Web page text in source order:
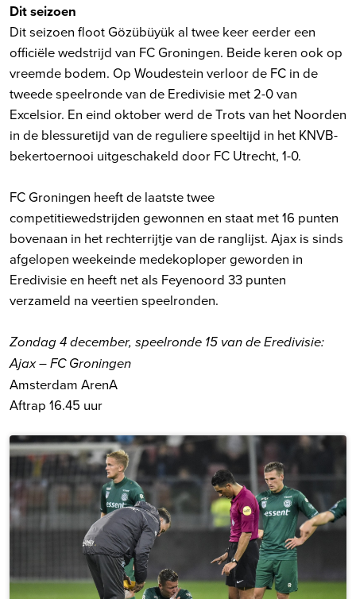
Dit seizoen
Dit seizoen floot Gözübüyük al twee keer eerder een
officiële wedstrijd van FC Groningen. Beide keren ook op
vreemde bodem. Op Woudestein verloor de FC in de
tweede speelronde van de Eredivisie met 2-0 van
Excelsior. En eind oktober werd de Trots van het Noorden
in de blessuretijd van de reguliere speeltijd in het KNVB-
bekertoernooi uitgeschakeld door FC Utrecht, 1-0.
FC Groningen heeft de laatste twee
competitiewedstrijden gewonnen en staat met 16 punten
bovenaan in het rechterrijtje van de ranglijst. Ajax is sinds
afgelopen weekeinde medekoploper geworden in
Eredivisie en heeft net als Feyenoord 33 punten
verzameld na veertien speelronden.
Zondag 4 december, speelronde 15 van de Eredivisie:
Ajax – FC Groningen
Amsterdam ArenA
Aftrap 16.45 uur